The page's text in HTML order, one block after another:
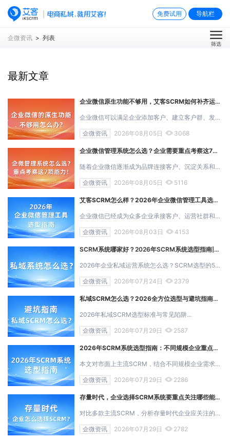
免费试用 导航栏
企微资讯 > 列表
筛选
最新文章
企业微信原生功能不够用，艾客SCRM如何补齐运营链路？
企业微信可以满足企业添加客户、建立客户群、发送消息和进行基础客户管理等需求。但当客户数量不断增加、获客渠道越来越多，企业往往会发现： 能联...
企微资讯 2026年08月05日 3068
企业微信管理系统怎么选？企业需要重点考察这7项能力|艾客SCRM
随着企业微信逐渐成为品牌连接客户、沉淀关系和开展私域运营的重要载体，越来越多企业开始采购企业微信管理系统。 但在实际选型中，不少企业容易陷...
企微资讯 2026年08月05日 5116
艾客SCRM怎么样？2026年企业微信管理工具选型指南
企业微信已经成为众多企业承接客户、运营社群和沉淀私域资产的重要工具。但在实际使用中，很多企业都会遇到一个问题：企业微信原生功能可以满足添...
企微资讯 2026年08月03日 4153
SCRM系统哪家好？2026年SCRM系统选型指南|艾客SCRM
2026年企业私域运营系统怎么选？SCRM选型的5个核心标准...
企微资讯 2026年07月24日 2379
私域SCRM怎么选？2026全方位选型与避坑指南｜艾客SCRM
2026年私域SCRM选型标准与常见陷阱...
企微资讯 2026年07月29日 2587
2026年SCRM系统选型指南：不同规模企业重点关注哪些能力？
本文对市面上主流SCRM，结合不同规模企业需求给出选型建议...
企微资讯 2026年07月29日 2286
存量时代，企业选择SCRM系统要重点关注哪些能力？
对比多款主流SCRM，分析存量时代企业应关注的数据连接、客户分层、自动化SOP与复购归因能力...
企微资讯 2026年07月29日 2782